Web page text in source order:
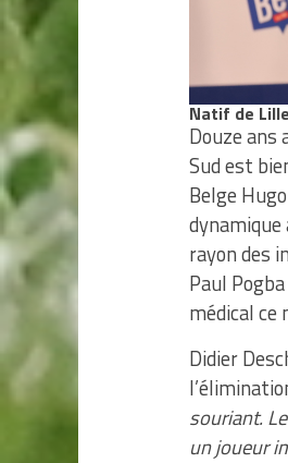
Natif de
Douze ans
Sud est
Belge
rayon des
Paul
médical ce
Didier
souriant.
un joueur